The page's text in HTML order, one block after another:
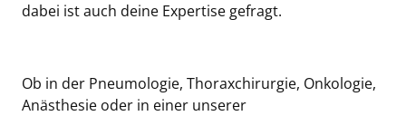
dabei ist auch deine Expertise gefragt.
Ob in der Pneumologie, Thoraxchirurgie, Onkologie,
Anästhesie oder in einer unserer